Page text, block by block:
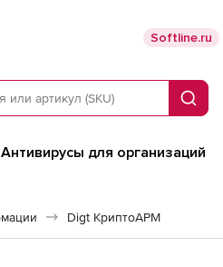
Softline.ru
Поиск
Антивирусы для организаций
Digt КриптоАРМ